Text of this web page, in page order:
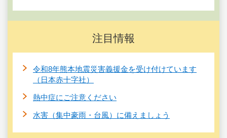
注目情報
令和8年熊本地震災害義援金を受け付けています
（日本赤十字社）
熱中症にご注意ください
水害（集中豪雨・台風）に備えましょう